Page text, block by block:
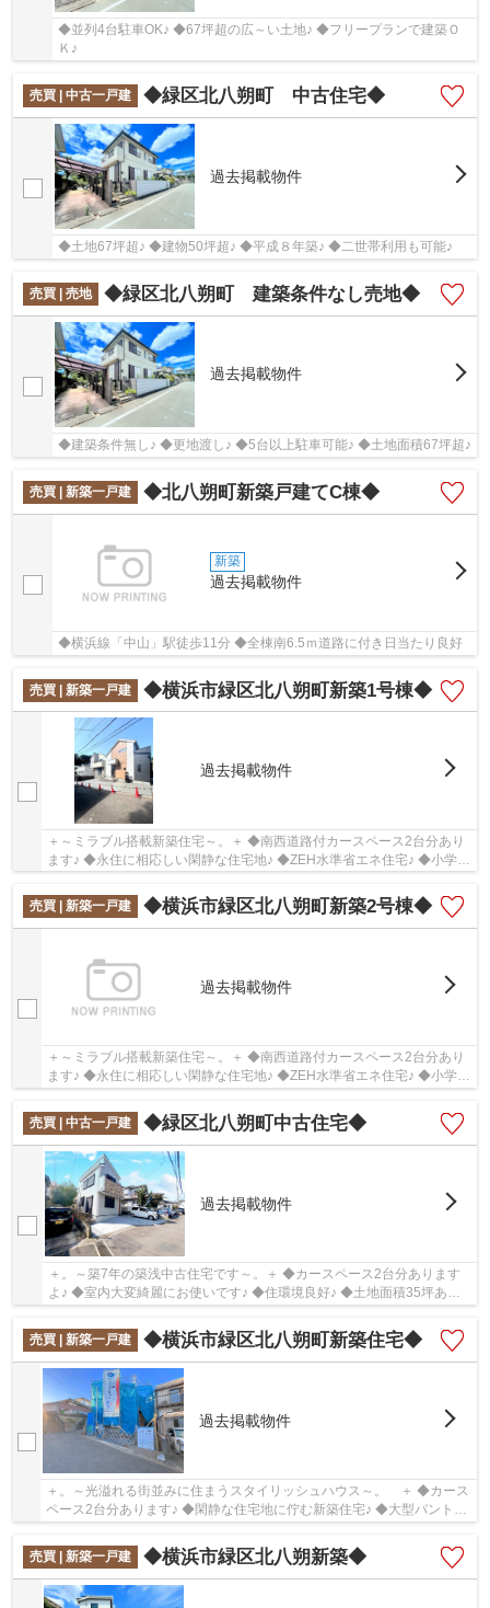
◆並列4台駐車OK♪ ◆67坪超の広～い土地♪ ◆フリープランで建築Ｏ
Ｋ♪
売買 | 中古一戸建 ◆緑区北八朔町 中古住宅◆
過去掲載物件
◆土地67坪超♪ ◆建物50坪超♪ ◆平成８年築♪ ◆二世帯利用も可能♪
売買 | 売地 ◆緑区北八朔町 建築条件なし売地◆
過去掲載物件
◆建築条件無し♪ ◆更地渡し♪ ◆5台以上駐車可能♪ ◆土地面積67坪超♪
売買 | 新築一戸建 ◆北八朔町新築戸建てC棟◆
新築
過去掲載物件
◆横浜線「中山」駅徒歩11分 ◆全棟南6.5ｍ道路に付き日当たり良好
売買 | 新築一戸建 ◆横浜市緑区北八朔町新築1号棟◆
過去掲載物件
＋～ミラブル搭載新築住宅～。＋ ◆南西道路付カースペース2台分あり
ます♪ ◆永住に相応しい閑静な住宅地♪ ◆ZEH水準省エネ住宅♪ ◆小学校
売買 | 新築一戸建
◆横浜市緑区北八朔町新築2号棟◆
過去掲載物件
＋～ミラブル搭載新築住宅～。＋ ◆南西道路付カースペース2台分あり
ます♪ ◆永住に相応しい閑静な住宅地♪ ◆ZEH水準省エネ住宅♪ ◆小学校
売買 | 中古一戸建
◆緑区北八朔町中古住宅◆
過去掲載物件
＋。～築7年の築浅中古住宅です～。＋ ◆カースペース2台分あります
よ♪ ◆室内大変綺麗にお使いです♪ ◆住環境良好♪ ◆土地面積35坪あり
売買 | 新築一戸建
◆横浜市緑区北八朔町新築住宅◆
過去掲載物件
＋。～光溢れる街並みに住まうスタイリッシュハウス～。 ＋ ◆カース
ペース2台分あります♪ ◆閑静な住宅地に佇む新築住宅♪ ◆大型パントリ
売買 | 新築一戸建
◆横浜市緑区北八朔新築◆